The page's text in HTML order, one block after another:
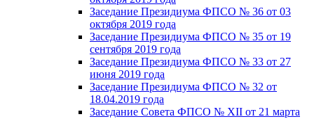
Заседание Президиума ФПСО № 36 от 03
октября 2019 года
Заседание Президиума ФПСО № 35 от 19
сентября 2019 года
Заседание Президиума ФПСО № 33 от 27
июня 2019 года
Заседание Президиума ФПСО № 32 от
18.04.2019 года
Заседание Совета ФПСО № XII от 21 марта